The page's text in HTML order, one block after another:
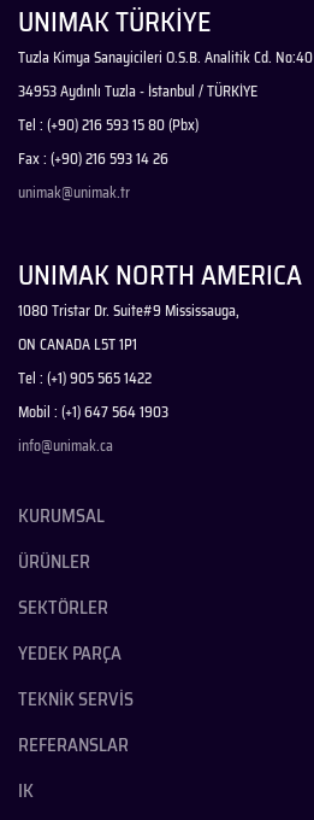
UNIMAK TÜRKİYE
Tuzla Kimya Sanayicileri O.S.B. Analitik Cd. No:40
34953 Aydınlı Tuzla - İstanbul / TÜRKİYE
Tel : (+90) 216 593 15 80 (Pbx)
Fax : (+90) 216 593 14 26
unimak@unimak.tr
UNIMAK NORTH AMERICA
1080 Tristar Dr. Suite#9 Mississauga,
ON CANADA L5T 1P1
Tel : (+1) 905 565 1422
Mobil : (+1) 647 564 1903
info@unimak.ca
KURUMSAL
ÜRÜNLER
SEKTÖRLER
YEDEK PARÇA
TEKNİK SERVİS
REFERANSLAR
IK